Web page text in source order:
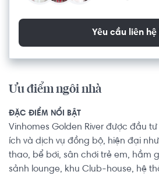
Yêu cầu liên hệ
Ưu điểm ngôi nhà
ĐẶC ĐIỂM NỔI BẬT
Vinhomes Golden River được đầu
ích và dịch vụ đồng bộ, hiện đại
thao, bể bơi, sân chơi trẻ em, hầm
sảnh lounge, khu Club-house, hệ